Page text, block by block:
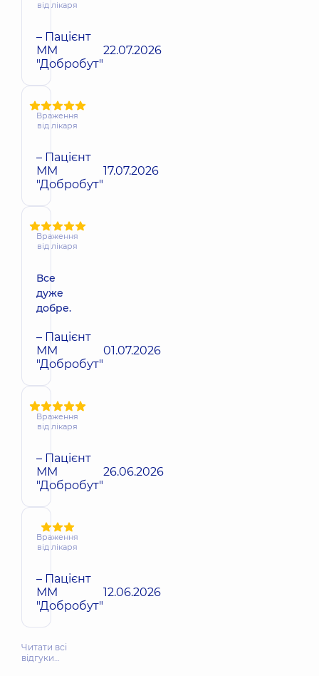
від лікаря
– Пацієнт
ММ
"Добробут"
22.07.2026
Враження
від лікаря
– Пацієнт
ММ
"Добробут"
17.07.2026
Враження
від лікаря
Все
дуже
добре.
– Пацієнт
ММ
"Добробут"
01.07.2026
Враження
від лікаря
– Пацієнт
ММ
"Добробут"
26.06.2026
Враження
від лікаря
– Пацієнт
ММ
"Добробут"
12.06.2026
Читати всі
відгуки…